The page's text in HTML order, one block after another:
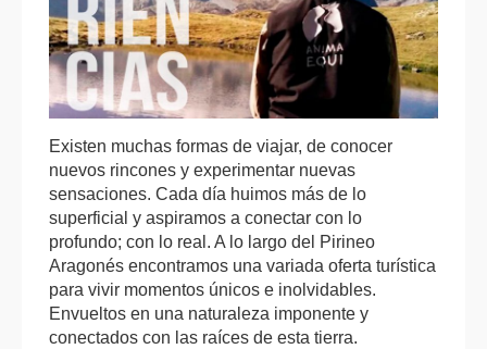
Existen muchas formas de viajar, de conocer
nuevos rincones y experimentar nuevas
sensaciones. Cada día huimos más de lo
superficial y aspiramos a conectar con lo
profundo; con lo real. A lo largo del Pirineo
Aragonés encontramos una variada oferta turística
para vivir momentos únicos e inolvidables.
Envueltos en una naturaleza imponente y
conectados con las raíces de esta tierra.